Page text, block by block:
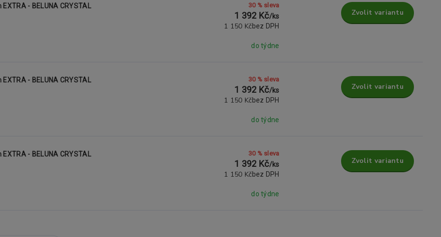
- BELUNA CRYSTAL
30 % sleva
1 392 Kč/ks
1 150 Kčbez DPH
do týdne
Zvolit variantu
- BELUNA CRYSTAL
30 % sleva
1 392 Kč/ks
1 150 Kčbez DPH
do týdne
Zvolit variantu
- BELUNA CRYSTAL
30 % sleva
1 392 Kč/ks
1 150 Kčbez DPH
do týdne
Zvolit variantu